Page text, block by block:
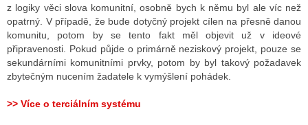
z logiky věci slova komunitní, osobně bych k němu byl ale víc než
opatrný. V případě, že bude dotyčný projekt cílen na přesně danou
komunitu, potom by se tento fakt měl objevit už v ideové
připravenosti. Pokud půjde o primárně neziskový projekt, pouze se
sekundárními komunitními prvky, potom by byl takový požadavek
zbytečným nucením žadatele k vymýšlení pohádek.
>> Více o terciálním systému